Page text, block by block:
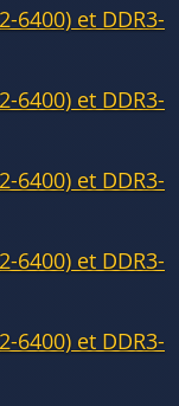
6400) et DDR3-
6400) et DDR3-
6400) et DDR3-
6400) et DDR3-
6400) et DDR3-